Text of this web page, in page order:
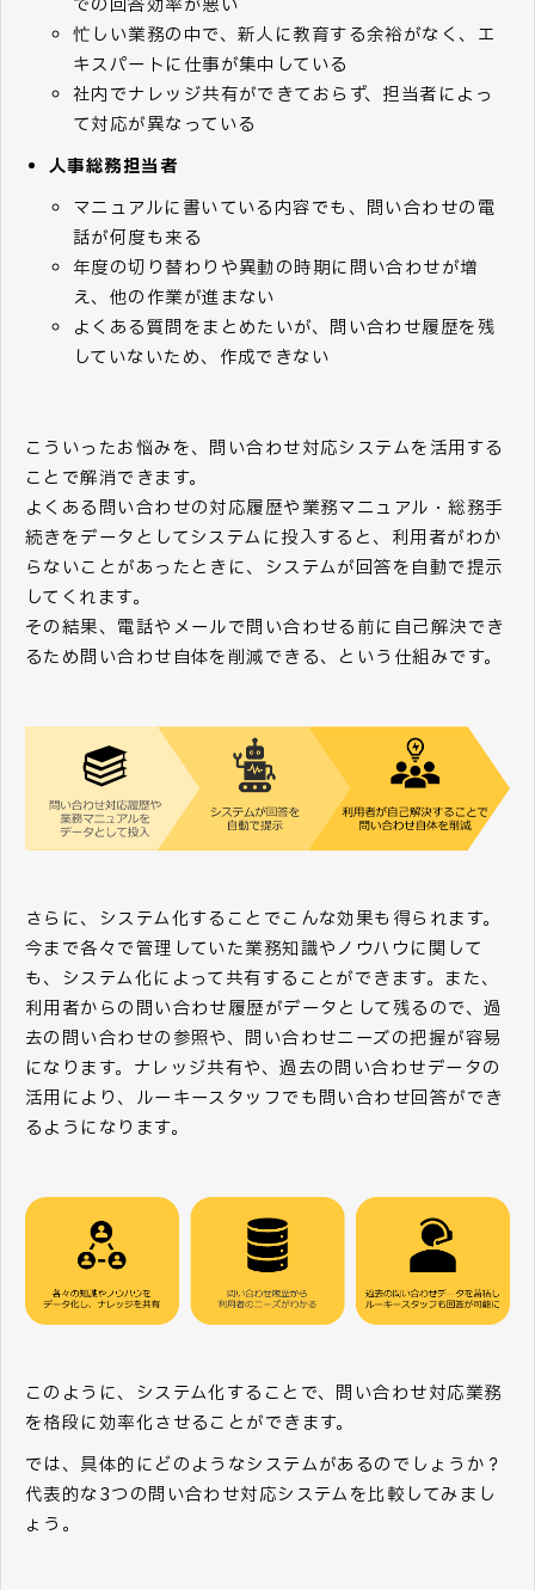
忙しい業務の中で、新人に教育する余裕がなく、エ
キスパートに仕事が集中している
社内でナレッジ共有ができておらず、担当者によっ
て対応が異なっている
人事総務担当者
マニュアルに書いている内容でも、問い合わせの電
話が何度も来る
年度の切り替わりや異動の時期に問い合わせが増
え、他の作業が進まない
よくある質問をまとめたいが、問い合わせ履歴を残
していないため、作成できない
こういったお悩みを、問い合わせ対応システムを活用する
ことで解消できます。
よくある問い合わせの対応履歴や業務マニュアル・総務手
続きをデータとしてシステムに投入すると、利用者がわか
らないことがあったときに、システムが回答を自動で提示
してくれます。
その結果、電話やメールで問い合わせる前に自己解決でき
るため問い合わせ自体を削減できる、という仕組みです。
さらに、システム化することでこんな効果も得られます。
今まで各々で管理していた業務知識やノウハウに関して
も、システム化によって共有することができます。また、
利用者からの問い合わせ履歴がデータとして残るので、過
去の問い合わせの参照や、問い合わせニーズの把握が容易
になります。ナレッジ共有や、過去の問い合わせデータの
活用により、ルーキースタッフでも問い合わせ回答ができ
るようになります。
このように、システム化することで、問い合わせ対応業務
を格段に効率化させることができます。
では、具体的にどのようなシステムがあるのでしょうか？
代表的な3つの問い合わせ対応システムを比較してみまし
ょう。